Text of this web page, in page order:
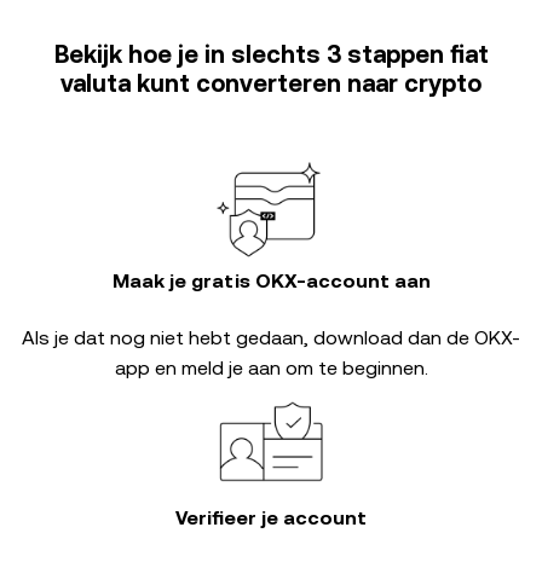
Bekijk hoe je in slechts 3 stappen fiat
valuta kunt converteren naar crypto
Maak je gratis OKX-account aan
Als je dat nog niet hebt gedaan, download dan de OKX-
app en meld je aan om te beginnen.
Verifieer je account